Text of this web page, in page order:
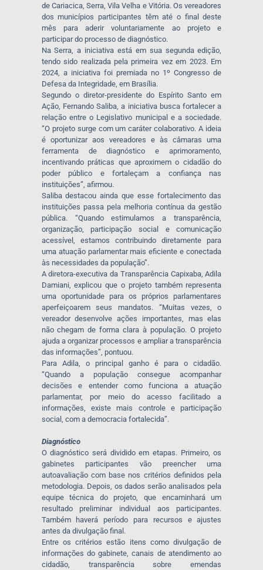
de Cariacica, Serra, Vila Velha e Vitória. Os vereadores
dos municípios participantes têm até o final deste
mês para aderir voluntariamente ao projeto e
participar do processo de diagnóstico.
Na Serra, a iniciativa está em sua segunda edição,
tendo sido realizada pela primeira vez em 2023. Em
2024, a iniciativa foi premiada no 1º Congresso de
Defesa da Integridade, em Brasília.
Segundo o diretor-presidente do Espírito Santo em
Ação, Fernando Saliba, a iniciativa busca fortalecer a
relação entre o Legislativo municipal e a sociedade.
“O projeto surge com um caráter colaborativo. A ideia
é oportunizar aos vereadores e às câmaras uma
ferramenta de diagnóstico e aprimoramento,
incentivando práticas que aproximem o cidadão do
poder público e fortaleçam a confiança nas
instituições”, afirmou.
Saliba destacou ainda que esse fortalecimento das
instituições passa pela melhoria contínua da gestão
pública. “Quando estimulamos a transparência,
organização, participação social e comunicação
acessível, estamos contribuindo diretamente para
uma atuação parlamentar mais eficiente e conectada
às necessidades da população”.
A diretora-executiva da Transparência Capixaba, Adila
Damiani, explicou que o projeto também representa
uma oportunidade para os próprios parlamentares
aperfeiçoarem seus mandatos. “Muitas vezes, o
vereador desenvolve ações importantes, mas elas
não chegam de forma clara à população. O projeto
ajuda a organizar processos e ampliar a transparência
das informações”, pontuou.
Para Adila, o principal ganho é para o cidadão.
“Quando a população consegue acompanhar
decisões e entender como funciona a atuação
parlamentar, por meio do acesso facilitado a
informações, existe mais controle e participação
social, com a democracia fortalecida”.
Diagnóstico
O diagnóstico será dividido em etapas. Primeiro, os
gabinetes participantes vão preencher uma
autoavaliação com base nos critérios definidos pela
metodologia. Depois, os dados serão analisados pela
equipe técnica do projeto, que encaminhará um
resultado preliminar individual aos participantes.
Também haverá período para recursos e ajustes
antes da divulgação final.
Entre os critérios estão itens como divulgação de
informações do gabinete, canais de atendimento ao
cidadão, transparência sobre emendas